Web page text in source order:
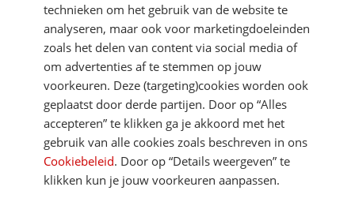
DIRECT NAAR
MEER ACSI FREELIFE
technieken om het gebruik van de website te
analyseren, maar ook voor marketingdoeleinden
zoals het delen van content via social media of
om advertenties af te stemmen op jouw
voorkeuren. Deze (targeting)cookies worden ook
geplaatst door derde partijen. Door op “Alles
accepteren” te klikken ga je akkoord met het
gebruik van alle cookies zoals beschreven in ons
Cookiebeleid. Door op “Details weergeven” te
klikken kun je jouw voorkeuren aanpassen.